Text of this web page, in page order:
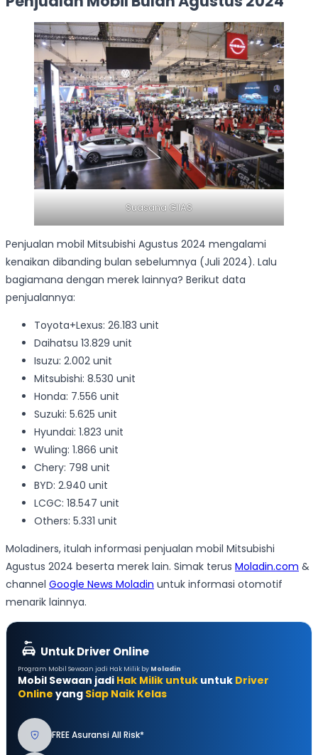
Suasana GIIAS
Penjualan mobil Mitsubishi Agustus 2024 mengalami
kenaikan dibanding bulan sebelumnya (Juli 2024). Lalu
bagiamana dengan merek lainnya? Berikut data
penjualannya:
Toyota+Lexus: 26.183 unit
Daihatsu 13.829 unit
Isuzu: 2.002 unit
Mitsubishi: 8.530 unit
Honda: 7.556 unit
Suzuki: 5.625 unit
Hyundai: 1.823 unit
Wuling: 1.866 unit
Chery: 798 unit
BYD: 2.940 unit
LCGC: 18.547 unit
Others: 5.331 unit
Moladiners, itulah informasi penjualan mobil Mitsubishi
Agustus 2024 beserta merek lain. Simak terus Moladin.com &
channel Google News Moladin untuk informasi otomotif
menarik lainnya.
Untuk Driver Online
Program Mobil Sewaan jadi Hak Milik by Moladin
Mobil Sewaan jadi Hak Milik untuk untuk Driver
Online yang Siap Naik Kelas
FREE Asuransi All Risk*